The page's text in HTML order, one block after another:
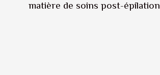
matière de soins post-épilation